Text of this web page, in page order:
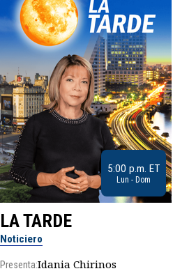
5:00 p.m. ET
Lun - Dom
LA TARDE
Noticiero
Presenta:Idania Chirinos